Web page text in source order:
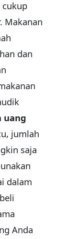
cukup
Makanan
dan
uang
jumlah
saja
dalam
Anda